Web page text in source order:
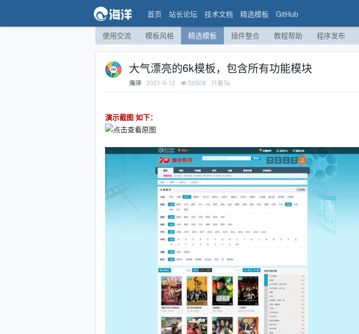
首页 站长论坛 技术文档 精选模板 GitHub
使用交流 模板风格 精选模板 插件整合 教程帮助 程序发布
大气漂亮的6k模板，包含所有功能模块
海洋 2021-9-12 50508 只看Ta
演示截图 如下：